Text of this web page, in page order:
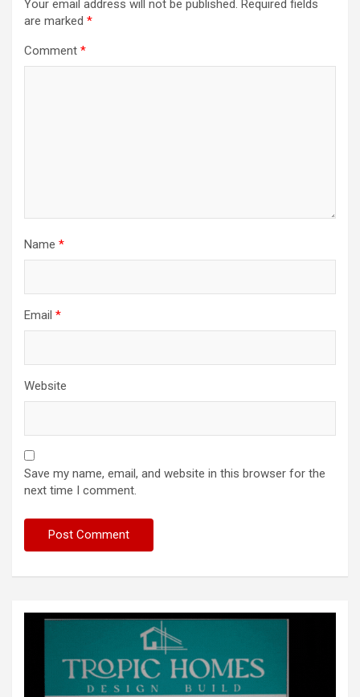
Your email address will not be published.
Required fields
are marked *
Comment *
Name *
Email *
Website
Save my name, email, and website in this browser for the
next time I comment.